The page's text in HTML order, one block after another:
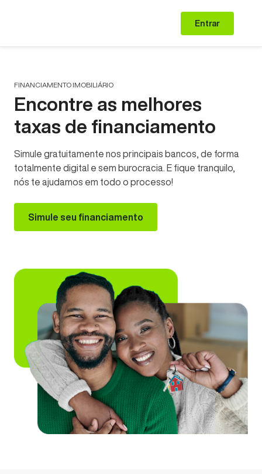
Entrar
FINANCIAMENTO IMOBILIÁRIO
Encontre as melhores
taxas de financiamento
Simule gratuitamente nos principais bancos, de forma
totalmente digital e sem burocracia. E fique tranquilo,
nós te ajudamos em todo o processo!
Simule seu financiamento